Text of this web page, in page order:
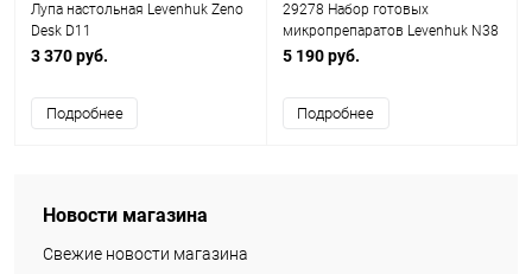
Лупа настольная Levenhuk Zeno
Desk D11
3 370 руб.
Подробнее
29278 Набор готовых
микропрепаратов Levenhuk N38
NG
5 190 руб.
Подробнее
Новости магазина
Свежие новости магазина